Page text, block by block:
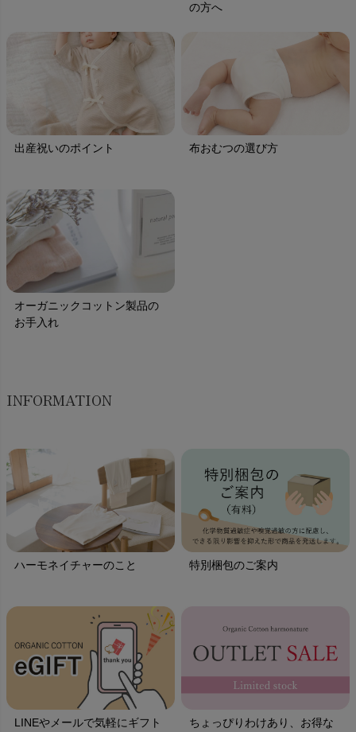
の方へ
出産祝いのポイント 布おむつの選び方
オーガニックコットン製品の
お手入れ
INFORMATION
ハーモネイチャーのこと 特別梱包のご案内
LINEやメールで気軽にギフト
ちょっぴりわけあり、お得な